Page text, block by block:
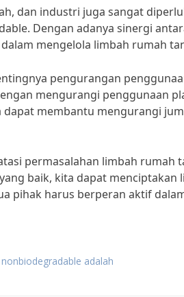
dan industri juga sangat
Dengan adanya sinergi
mengelola limbah rumah
pengurangan
mengurangi penggunaan
membantu mengurangi
permasalahan limbah rumah
baik, kita dapat menciptakan
pihak harus berperan aktif
adalah